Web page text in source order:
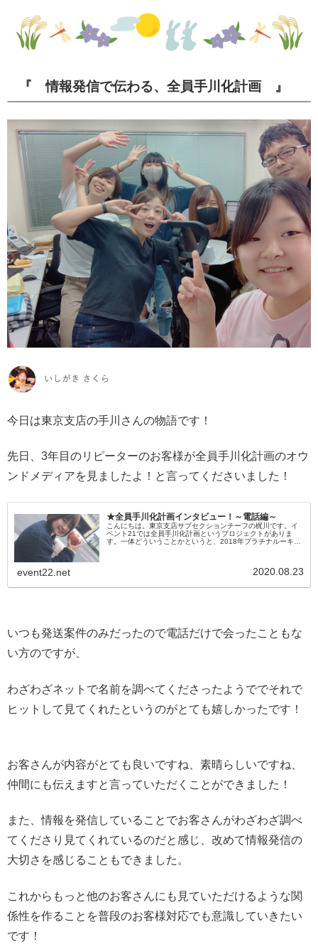
『 情報発信で伝わる、全員手川化計画 』
今日は東京支店の手川さんの物語です！
先日、3年目のリピーターのお客様が全員手川化計画のオウ
ンドメディアを見ましたよ！と言ってくださいました！
★全員手川化計画インタビュー！～電話編～
こんにちは。東京支店サブセクションチーフの梶川です。イ
ベント21では全員手川化計画というプロジェクトがありま
す。一体どういうことかというと、2018年プラチナルーキー
event22.net 2020.08.23
いつも発送案件のみだったので電話だけで会ったこともな
い方のですが、
わざわざネットで名前を調べてくださったようででそれで
ヒットして見てくれたというのがとても嬉しかったです！
お客さんが内容がとても良いですね、素晴らしいですね、
仲間にも伝えますと言っていただくことができました！
また、情報を発信していることでお客さんがわざわざ調べ
てくださり見てくれているのだと感じ、改めて情報発信の
大切さを感じることもできました。
これからもっと他のお客さんにも見ていただけるような関
係性を作ることを普段のお客様対応でも意識していきたい
です！